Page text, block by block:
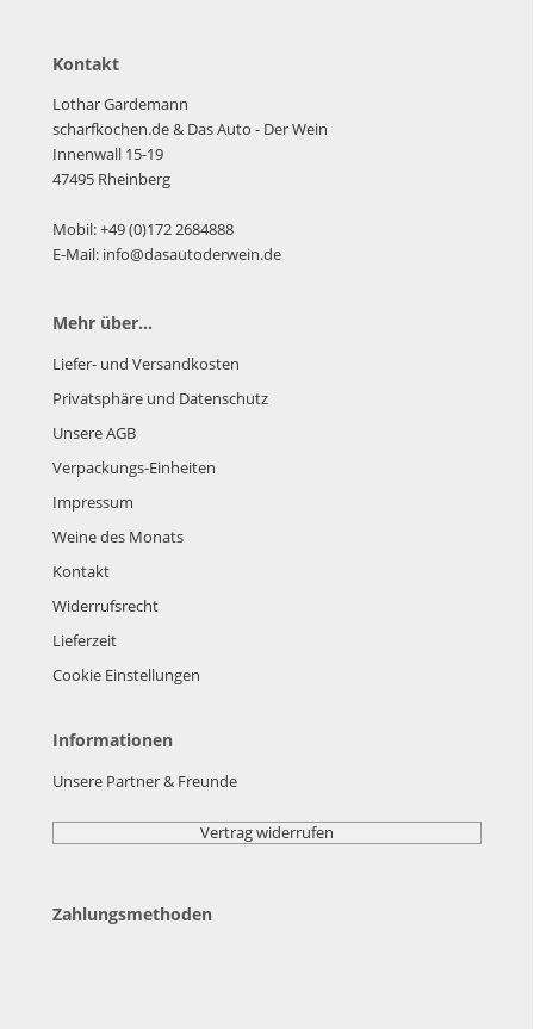
Kontakt
Lothar Gardemann
scharfkochen.de& Das Auto - Der Wein
Innenwall 15-19
47495 Rheinberg
Mobil: +49 (0)172 2684888
E-Mail: info@dasautoderwein.de
Mehr über...
Liefer- und Versandkosten
Privatsphäre und Datenschutz
Unsere AGB
Verpackungs-Einheiten
Impressum
Weine des Monats
Kontakt
Widerrufsrecht
Lieferzeit
Cookie Einstellungen
Informationen
Unsere Partner & Freunde
Vertrag widerrufen
Zahlungsmethoden